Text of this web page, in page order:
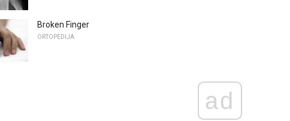
Broken Finger
ORTOPEDIJA
ad